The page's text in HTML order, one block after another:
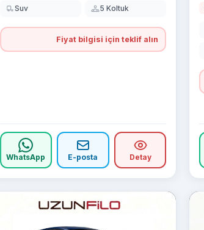
Suv 5 Koltuk
Fiyat bilgisi için teklif alın
WhatsApp E-posta Detay